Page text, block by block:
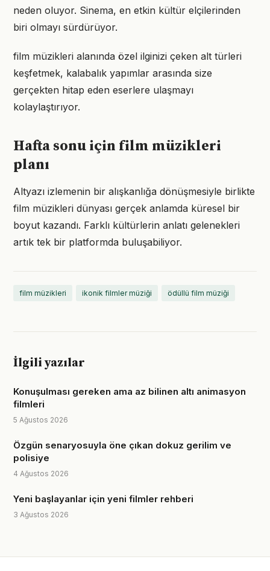
neden oluyor. Sinema, en etkin kültür elçilerinden
biri olmayı sürdürüyor.
film müzikleri alanında özel ilginizi çeken alt türleri
keşfetmek, kalabalık yapımlar arasında size
gerçekten hitap eden eserlere ulaşmayı
kolaylaştırıyor.
Hafta sonu için film müzikleri
planı
Altyazı izlemenin bir alışkanlığa dönüşmesiyle birlikte
film müzikleri dünyası gerçek anlamda küresel bir
boyut kazandı. Farklı kültürlerin anlatı gelenekleri
artık tek bir platformda buluşabiliyor.
film müzikleri ikonik filmler müziği ödüllü film müziği
İlgili yazılar
Konuşulması gereken ama az bilinen altı animasyon
filmleri
5 Ağustos 2026
Özgün senaryosuyla öne çıkan dokuz gerilim ve
polisiye
4 Ağustos 2026
Yeni başlayanlar için yeni filmler rehberi
3 Ağustos 2026